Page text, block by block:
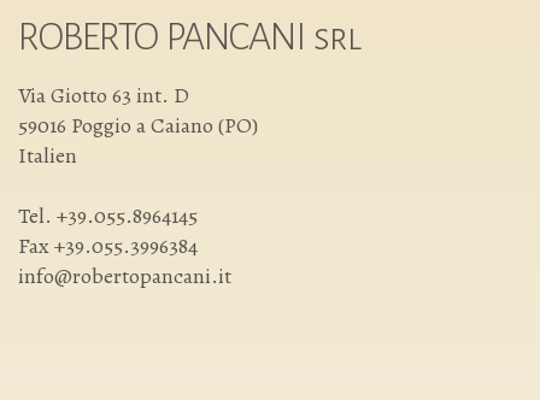
ROBERTO PANCANI srl
Via Giotto 63 int. D
59016 Poggio a Caiano (PO)
Italien
Tel. +39.055.8964145
Fax +39.055.3996384
info@robertopancani.it